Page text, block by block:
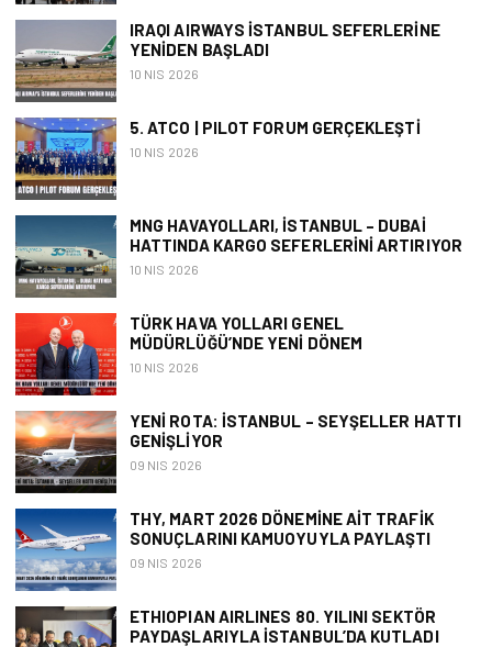
IRAQI AIRWAYS İSTANBUL SEFERLERINE
YENIDEN BAŞLADI
10 NIS 2026
5. ATCO | PILOT FORUM GERÇEKLEŞTI
10 NIS 2026
MNG HAVAYOLLARI, İSTANBUL – DUBAI
HATTINDA KARGO SEFERLERINI ARTIRIYOR
10 NIS 2026
TÜRK HAVA YOLLARI GENEL
MÜDÜRLÜĞÜ’NDE YENI DÖNEM
10 NIS 2026
YENI ROTA: İSTANBUL – SEYŞELLER HATTI
GENIŞLIYOR
09 NIS 2026
THY, MART 2026 DÖNEMINE AIT TRAFIK
SONUÇLARINI KAMUOYUYLA PAYLAŞTI
09 NIS 2026
ETHIOPIAN AIRLINES 80. YILINI SEKTÖR
PAYDAŞLARIYLA İSTANBUL’DA KUTLADI